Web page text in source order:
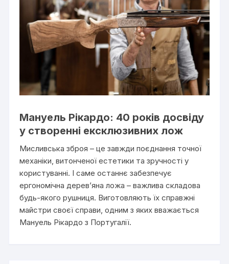
Мануель Рікардо: 40 років досвіду
у створенні ексклюзивних лож
Мисливська зброя – це завжди поєднання точної
механіки, витонченої естетики та зручності у
користуванні. І саме останнє забезпечує
ергономічна дерев’яна ложа – важлива складова
будь-якого рушниця. Виготовляють їх справжні
майстри своєї справи, одним з яких вважається
Мануель Рікардо з Португалії.